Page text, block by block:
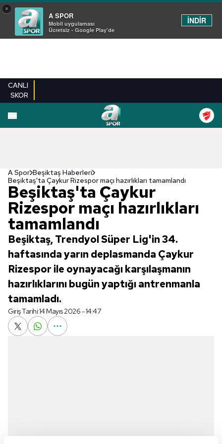
×
A SPOR
Mobil uygulaması
Ücretsiz - Google Play'de
İNDİR
CANLI
SKOR
A Spor Beşiktaş Haberleri
Beşiktaş'ta Çaykur Rizespor maçı hazırlıkları tamamlandı
Beşiktaş'ta Çaykur
Rizespor maçı hazırlıkları
tamamlandı
Beşiktaş, Trendyol Süper Lig'in 34.
haftasında yarın deplasmanda Çaykur
Rizespor ile oynayacağı karşılaşmanın
hazırlıklarını bugün yaptığı antrenmanla
tamamladı.
Giriş Tarihi:14 Mayıs 2026 - 14:47